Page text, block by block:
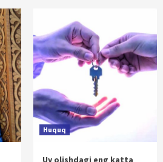
Huquq
Uy olishdagi eng katta